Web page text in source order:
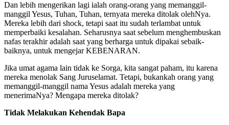
Dan lebih mengerikan lagi ialah orang-orang yang memanggil-
manggil Yesus, Tuhan, Tuhan, ternyata mereka ditolak olehNya.
Mereka lebih dari shock, tetapi saat itu sudah terlambat untuk
memperbaiki kesalahan. Seharusnya saat sebelum menghembuskan
nafas terakhir adalah saat yang berharga untuk dipakai sebaik-
baiknya, untuk mengejar KEBENARAN.
Jika umat agama lain tidak ke Sorga, kita sangat paham, itu karena
mereka menolak Sang Juruselamat. Tetapi, bukankah orang yang
memanggil-manggil nama Yesus adalah mereka yang
menerimaNya? Mengapa mereka ditolak?
Tidak Melakukan Kehendak Bapa